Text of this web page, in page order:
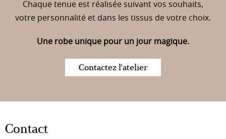
Chaque tenue est réalisée suivant vos souhaits,
votre personnalité et dans les tissus de votre choix.
Une robe unique pour un jour magique.
Contactez l'atelier
Contact